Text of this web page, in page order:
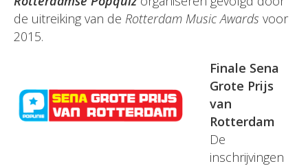
de uitreiking van de Rotterdam Music Awards voor
2015.
Finale Sena
Grote Prijs
van
Rotterdam
De
inschrijvingen